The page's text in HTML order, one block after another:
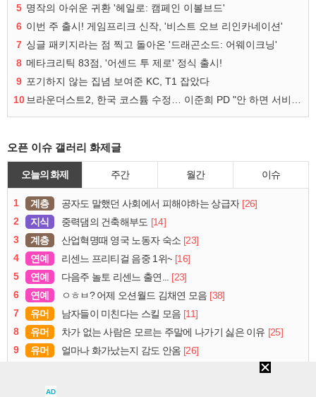
5 명작의 아쉬운 귀환 '헤일로: 캠페인 이볼브드'
6 이번 주 출시! 게임프리크 신작, '비스트 오브 리인카네이션'
7 싱글 패키지라는 점 찍고 돌아온 '드래곤소드: 어웨이크닝'
8 메타크리틱 83점, '어센드 투 제로' 정식 출시!
9 포기하지 않는 집념 보여준 KC, T1 잡았다
10
오픈 이슈 갤러리 화제글
오늘의 화제 주간 월간 이슈
1 계층 공자도 말했던 사회에서 피해야하는 상급자 [26]
2
지식 중력댐의 건축해부도 [14]
3
계층 산업혁명때 영국 노동자 숙소 [23]
4
연예 리센느 프리티걸 음중 1위~ [16]
5
연예 다음주 놀토 리센느 출연...
[23]
6
연예 ㅇㅎㅂ? 어제 오션월드 김채연 모음 [38]
7
유머 남자들이 미친다는 스킬 모음 [11]
8
유머 차가 없는 사람은 모르는 주말에 나가기 싫은 이유 [25]
9
유머 얼마나 화가났는지 감도 안옴 [26]
AD